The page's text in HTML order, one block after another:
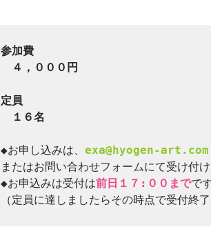
参加費
４，０００円
定員
１６名
◆お申し込みは、 exa@hyogen-art.com
またはお問い合わせフォームにて受け付
◆お申込みは受付は前日１７:００までで
（定員に達しましたらその時点で受付終